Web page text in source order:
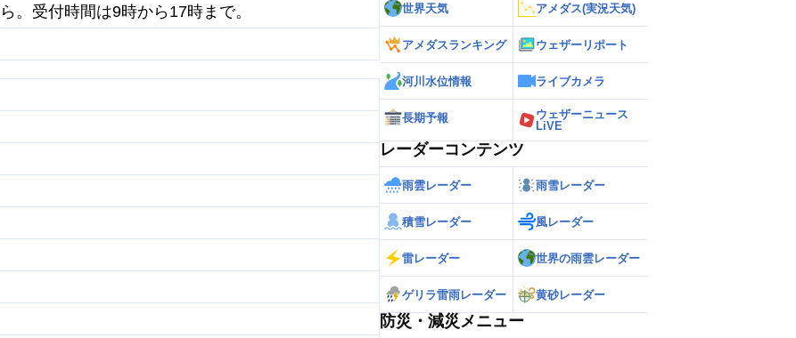
。受付時間は9時から17時まで。
世界天気 アメダス(実況天気)
アメダスランキング ウェザーリポート
河川水位情報 ライブカメラ
長期予報
ウェザーニュース
LiVE
レーダーコンテンツ
雨雲レーダー 雨雪レーダー
積雪レーダー 風レーダー
雷レーダー 世界の雨雲レーダー
ゲリラ雷雨レーダー 黄砂レーダー
防災・減災メニュー